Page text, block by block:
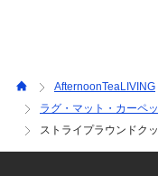
AfternoonTeaLIVING
ラグ・マット・カーペ
ストライプラウンドク